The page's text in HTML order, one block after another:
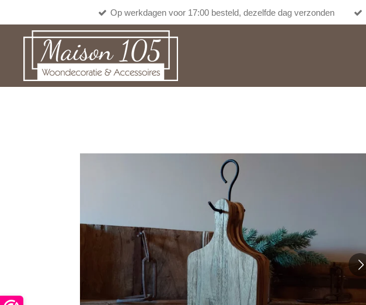
hoofdinhoud
Op werkdagen voor 17:00 besteld, dezelfde dag verzonden